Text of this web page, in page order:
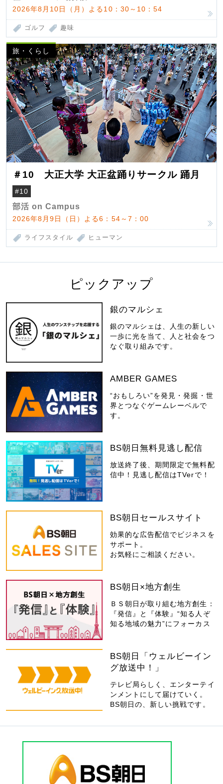
2026年8月10日（月）よる10：30～10：54
ゴルフ 趣味
旅・くらし
＃10 大正大学 大正盆踊りサークル 踊月
#10
部活 on Campus
2026年8月9日（日）よる6：54～7：00
ライフスタイル ヒューマン
ピックアップ
銀のマルシェ
銀のマルシェは、人生の新しい
一歩に光を当て、人と社会をつ
なぐ取り組みです。
AMBER GAMES
“おもしろい”を発見・発掘・世
界とつなぐゲームレーベルで
す。
BS朝日無料見逃し配信
放送終了後、期間限定で無料配
信中！見逃し配信はTVerで！
BS朝日セールスサイト
効果的な広告配信でビジネスを
サポート。
お気軽にご相談ください。
BS朝日×地方創生
ＢＳ朝日が取り組む地方創生：
『発信』と『体験』“知る人ぞ
知る地域の魅力”にフォーカス
BS朝日「ウェルビーイン
グ放送中！」
テレビ局らしく、エンターテイ
ンメントにして届けていく。
BS朝日の、新しい挑戦です。